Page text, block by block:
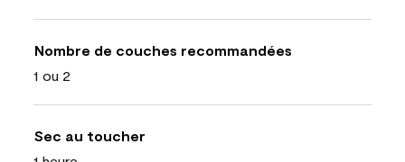
Nombre de couches recommandées
1 ou 2
Sec au toucher